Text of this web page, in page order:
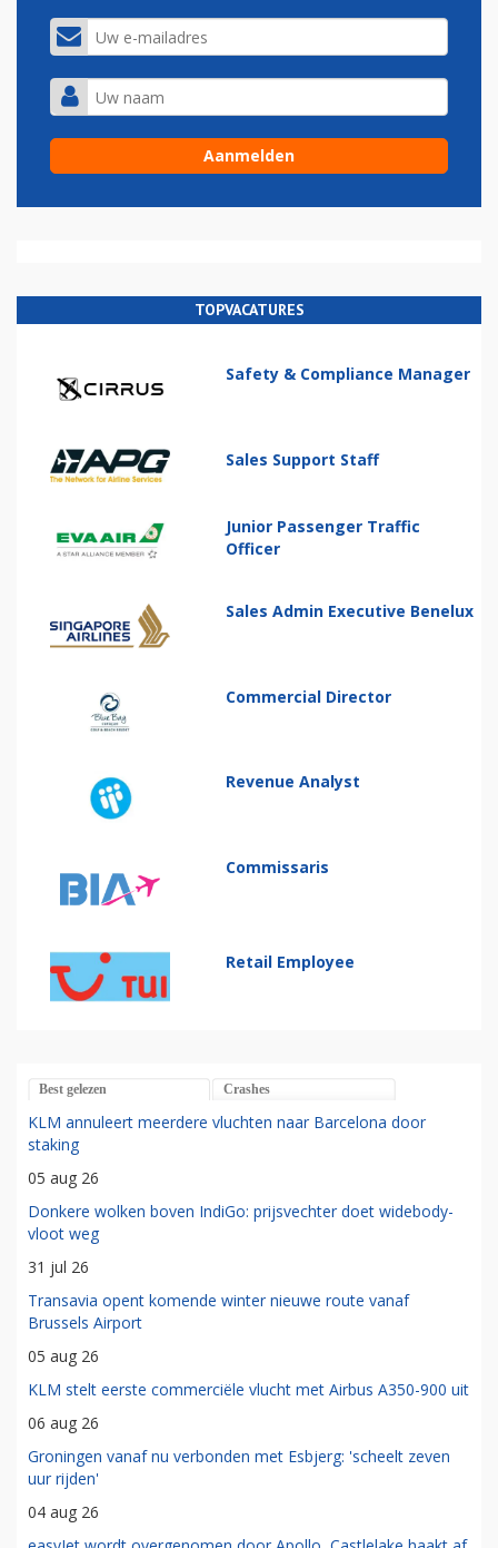
TOPVACATURES
Safety & Compliance Manager
Sales Support Staff
Junior Passenger Traffic
Officer
Sales Admin Executive Benelux
Commercial Director
Revenue Analyst
Commissaris
Retail Employee
Best gelezen Crashes
KLM annuleert meerdere vluchten naar Barcelona door
staking
05 aug 26
Donkere wolken boven IndiGo: prijsvechter doet widebody-
vloot weg
31 jul 26
Transavia opent komende winter nieuwe route vanaf
Brussels Airport
05 aug 26
KLM stelt eerste commerciële vlucht met Airbus A350-900 uit
06 aug 26
Groningen vanaf nu verbonden met Esbjerg: 'scheelt zeven
uur rijden'
04 aug 26